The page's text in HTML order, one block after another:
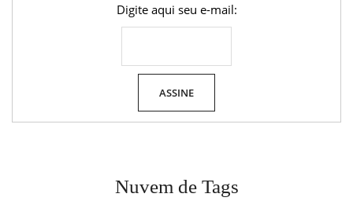
Digite aqui seu e-mail:
Nuvem de Tags